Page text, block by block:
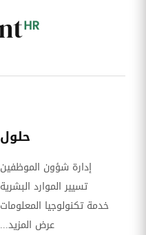
حلول
إدارة شؤون الموظفين
تسيير الموارد البشرية
خدمة تكنولوجيا المعلومات
عرض المزيد...